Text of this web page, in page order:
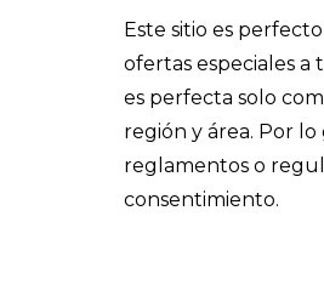
Este sitio es
ofertas especiales a
es perfecta solo
región y área. Por
reglamentos o
consentimiento.